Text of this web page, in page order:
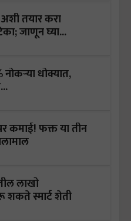
तयार करा
जाणून घ्या...
धोक्यात,
कमाई! फक्त या तीन
लाखो
स्मार्ट शेती